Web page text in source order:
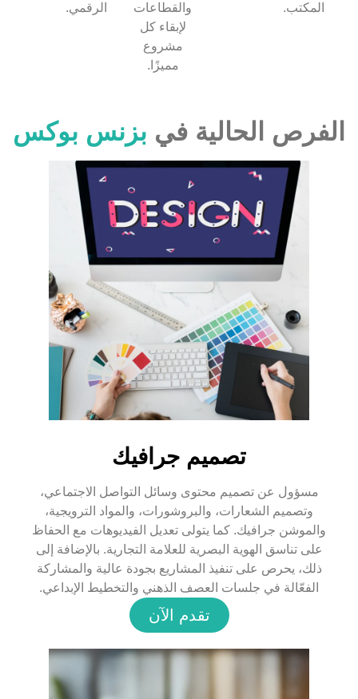
المكتب.
والقطاعات
لإبقاء كل
مشروع
مميزًا.
الرقمي.
الفرص الحالية في بزنس بوكس
تصميم جرافيك
مسؤول عن تصميم محتوى وسائل التواصل الاجتماعي،
وتصميم الشعارات، والبروشورات، والمواد الترويجية،
والموشن جرافيك. كما يتولى تعديل الفيديوهات مع الحفاظ
على تناسق الهوية البصرية للعلامة التجارية. بالإضافة إلى
ذلك، يحرص على تنفيذ المشاريع بجودة عالية والمشاركة
الفعّالة في جلسات العصف الذهني والتخطيط الإبداعي.
تقدم الآن